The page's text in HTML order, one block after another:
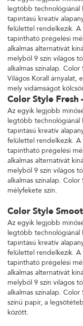
legtöbb technológiánál
tapintású kreatív
felülettel rendelkezik.
tapintható prégelési
alkalmas alternatívát
melyből 9 szín világos
alkalmas színalap.
Világos Korall árnyalat,
mely vidámságot
Color Style Fresh
Az egyik legjobb
legtöbb technológiánál
tapintású kreatív
felülettel rendelkezik.
tapintható prégelési
alkalmas alternatívát
melyből 9 szín világos
alkalmas színalap.
mélyfekete szín.
Color Style
Az egyik legjobb
legtöbb technológiánál
tapintású kreatív
felülettel rendelkezik.
tapintható prégelési
alkalmas alternatívát
melyből 9 szín világos
alkalmas színalap.
színű papír, a
között.